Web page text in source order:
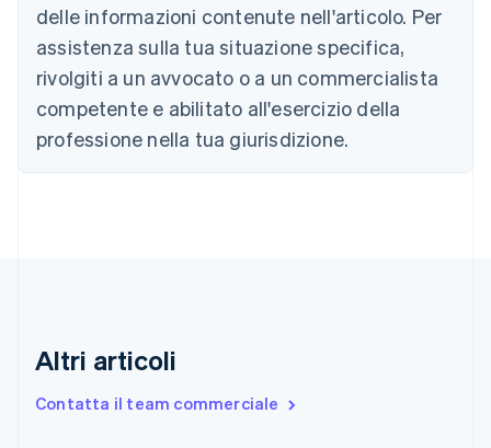
delle informazioni contenute nell'articolo. Per
assistenza sulla tua situazione specifica,
rivolgiti a un avvocato o a un commercialista
competente e abilitato all'esercizio della
professione nella tua giurisdizione.
Altri articoli
Contatta il team commerciale
Bulgaria
Canada
EnglishFrançais
Cina continentale
简体中文English
Cipro
Finlandia
Francia